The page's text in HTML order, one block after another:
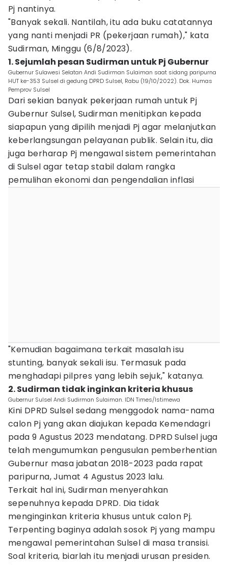
Pj nantinya.
"Banyak sekali. Nantilah, itu ada buku catatannya
yang nanti menjadi PR (pekerjaan rumah)," kata
Sudirman, Minggu (6/8/2023).
1. Sejumlah pesan Sudirman untuk Pj Gubernur
Gubernur Sulawesi Selatan Andi Sudirman Sulaiman saat sidang paripurna
HUT ke-353 Sulsel di gedung DPRD Sulsel, Rabu (19/10/2022). Dok. Humas
Pemprov Sulsel
Dari sekian banyak pekerjaan rumah untuk Pj
Gubernur Sulsel, Sudirman menitipkan kepada
siapapun yang dipilih menjadi Pj agar melanjutkan
keberlangsungan pelayanan publik. Selain itu, dia
juga berharap Pj mengawal sistem pemerintahan
di Sulsel agar tetap stabil dalam rangka
pemulihan ekonomi dan pengendalian inflasi
"Kemudian bagaimana terkait masalah isu
stunting, banyak sekali isu. Termasuk pada
menghadapi pilpres yang lebih sejuk," katanya.
2. Sudirman tidak inginkan kriteria khusus
Gubernur Sulsel Andi Sudirman Sulaiman. IDN Times/Istimewa
Kini DPRD Sulsel sedang menggodok nama-nama
calon Pj yang akan diajukan kepada Kemendagri
pada 9 Agustus 2023 mendatang. DPRD Sulsel juga
telah mengumumkan pengusulan pemberhentian
Gubernur masa jabatan 2018-2023 pada rapat
paripurna, Jumat 4 Agustus 2023 lalu.
Terkait hal ini, Sudirman menyerahkan
sepenuhnya kepada DPRD. Dia tidak
menginginkan kriteria khusus untuk calon Pj.
Terpenting baginya adalah sosok Pj yang mampu
mengawal pemerintahan Sulsel di masa transisi.
Soal kriteria, biarlah itu menjadi urusan presiden.